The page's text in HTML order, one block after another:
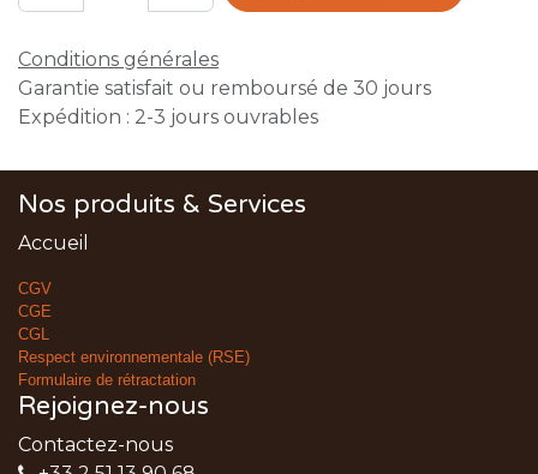
Conditions générales
Garantie satisfait ou remboursé de 30 jours
Expédition : 2-3 jours ouvrables
Nos produits & Services
Accueil
CGV
CGE
CGL
Respect environnementale (RSE)
Formulaire de rétractation
Rejoignez-nous
Contactez-nous